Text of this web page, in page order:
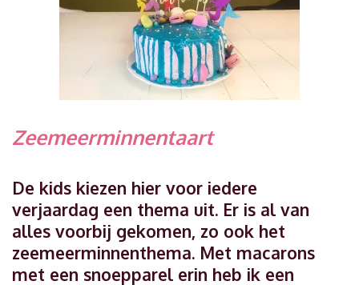
Zeemeerminnentaart
De kids kiezen hier voor iedere
verjaardag een thema uit. Er is al van
alles voorbij gekomen, zo ook het
zeemeerminnenthema. Met macarons
met een snoepparel erin heb ik een